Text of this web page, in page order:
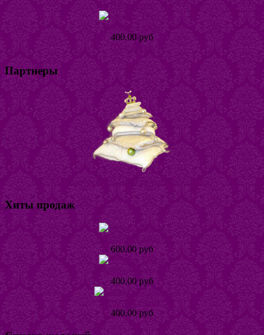
400.00 руб
Партнеры
Хиты продаж
600.00 руб
400.00 руб
400.00 руб